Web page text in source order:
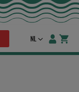
Taal
NL